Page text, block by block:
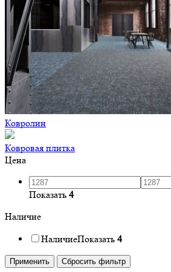
Ковролин
Ковровая плитка
Цена
Показать 4
Наличие
НаличиеПоказать 4
Применить Сбросить фильтр